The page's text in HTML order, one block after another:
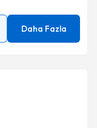
Daha Fazla